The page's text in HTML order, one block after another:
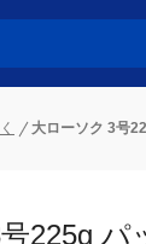
大ローソク 3号
225g パ